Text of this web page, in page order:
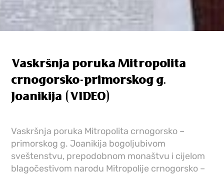
Vaskršnja poruka Mitropolita
crnogorsko-primorskog g.
Joanikija (VIDEO)
Vaskršnja poruka Mitropolita crnogorsko –
primorskog g. Joanikija bogoljubivom
sveštenstvu, prepodobnom monaštvu i cijelom
blagočestivom narodu Mitropolije crnogorsko –